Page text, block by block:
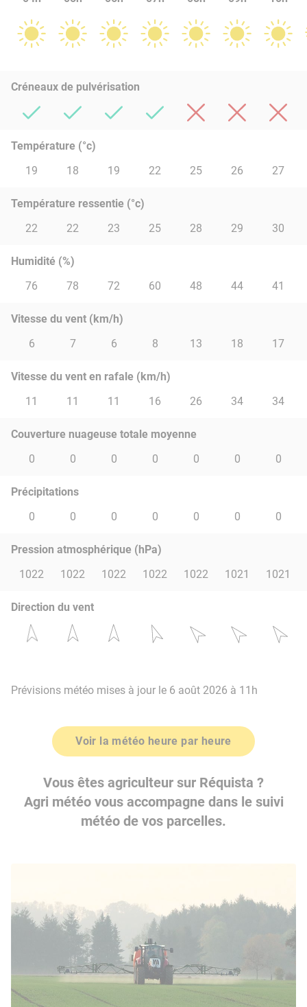
Créneaux de pulvérisation
Température (°c)
19
18 19 22 25 26 27
Température ressentie (°c)
22
22 23 25 28 29 30
Humidité (%)
76
78 72 60 48 44 41
Vitesse du vent (km/h)
6
7 6 8 13 18 17
Vitesse du vent en rafale (km/h)
11
11 11 16 26 34 34
Couverture nuageuse totale moyenne
0
0 0 0 0 0 0
Précipitations
0
0 0 0 0 0 0
Pression atmosphérique (hPa)
1022
1022 1022 1022 1022 1021 1021
Direction du vent
Prévisions météo mises à jour le 6 août 2026 à 11h
Voir la météo heure par heure
Vous êtes agriculteur sur Réquista ?
Agri météo vous accompagne dans le suivi
météo de vos parcelles.